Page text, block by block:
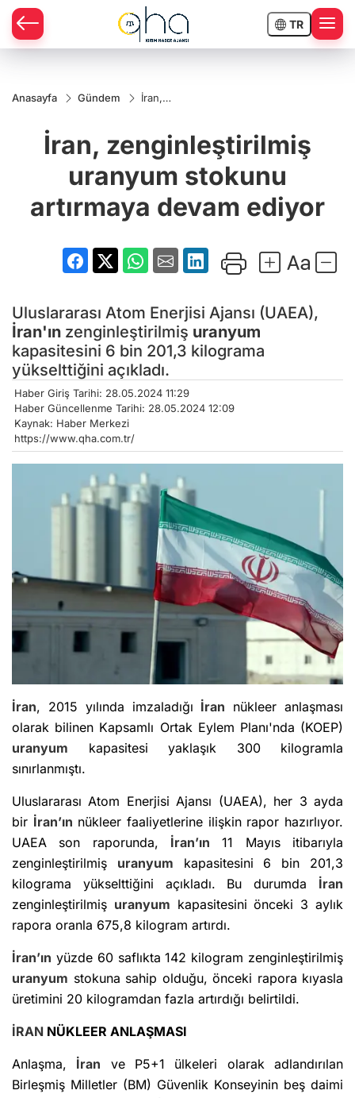
TR
Anasayfa Gündem
İran,
stokunu
artırmaya
devam ediyor
İran, zenginleştirilmiş
uranyum stokunu
artırmaya devam ediyor
Uluslararası Atom Enerjisi Ajansı (UAEA),
İran'ın zenginleştirilmiş uranyum
kapasitesini 6 bin 201,3 kilograma
yükselttiğini açıkladı.
Haber Giriş Tarihi: 28.05.2024 11:29
Haber Güncellenme Tarihi: 28.05.2024 12:09
Kaynak: Haber Merkezi
https://www.qha.com.tr/
İran, 2015 yılında imzaladığı İran nükleer anlaşması
olarak bilinen Kapsamlı Ortak Eylem Planı'nda (KOEP)
uranyum kapasitesi yaklaşık 300 kilogramla
sınırlanmıştı.
Uluslararası Atom Enerjisi Ajansı (UAEA), her 3 ayda
bir İran’ın nükleer faaliyetlerine ilişkin rapor hazırlıyor.
UAEA son raporunda, İran’ın 11 Mayıs itibarıyla
zenginleştirilmiş uranyum kapasitesini 6 bin 201,3
kilograma yükselttiğini açıkladı. Bu durumda İran
zenginleştirilmiş uranyum kapasitesini önceki 3 aylık
rapora oranla 675,8 kilogram artırdı.
İran’ın yüzde 60 saflıkta 142 kilogram zenginleştirilmiş
uranyum stokuna sahip olduğu, önceki rapora kıyasla
üretimini 20 kilogramdan fazla artırdığı belirtildi.
İRAN NÜKLEER ANLAŞMASI
Anlaşma, İran ve P5+1 ülkeleri olarak adlandırılan
Birleşmiş Milletler (BM) Güvenlik Konseyinin beş daimi